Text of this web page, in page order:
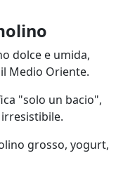
dolce e umida,
Medio Oriente.
"solo un bacio",
grosso, yogurt,